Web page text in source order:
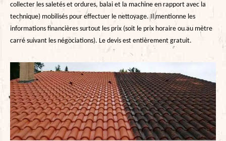
collecter les saletés et ordures, balai et la machine en rapport avec la
technique) mobilisés pour effectuer le nettoyage. Il mentionne les
informations financières surtout les prix (soit le prix horaire ou au mètre
carré suivant les négociations). Le devis est entièrement gratuit.